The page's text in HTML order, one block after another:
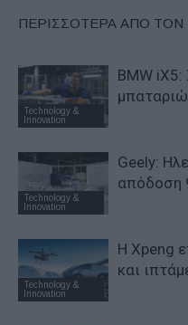
ΠΕΡΙΣΣΟΤΕΡΑ ΑΠΟ
Technology &
Innovation
BMW
Technology &
Innovation
Geely:
απόδοση
Technology &
Innovation
Η Xpeng
και